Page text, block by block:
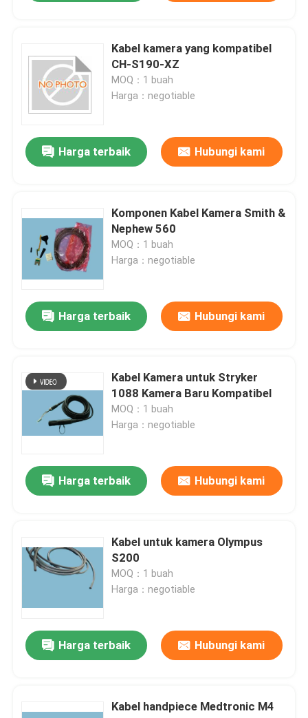
Permintaan Penawaran
endoskopi medis
Ruang Lingkup Fleksibel
Endoskopi Kaku
Prosesor endoskopi
Bagian Endoskop Fleksibel
Bagian Endoskopi kaku
Perbaikan Endoskopi Fleksibel
Perbaikan Kamera Endoskopi
Perbaikan Prosesor Endoskopi
Kabel kamera yang kompatibel
CH-S190-XZ
MOQ：1 buah
Harga：negotiable
Harga terbaik Hubungi kami
Komponen Kabel Kamera Smith &
Nephew 560
MOQ：1 buah
Harga：negotiable
Harga terbaik Hubungi kami
Kabel Kamera untuk Stryker
1088 Kamera Baru Kompatibel
MOQ：1 buah
Harga：negotiable
Harga terbaik Hubungi kami
Kabel untuk kamera Olympus
S200
MOQ：1 buah
Harga：negotiable
Harga terbaik Hubungi kami
Kabel handpiece Medtronic M4